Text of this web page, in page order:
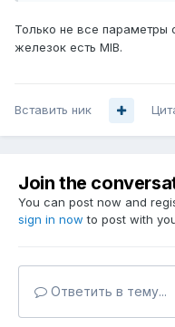
Только не все параметры
железок есть MIB.
Вставить ник
Join the
You can post now and
sign in now to post with
Ответить в тему...